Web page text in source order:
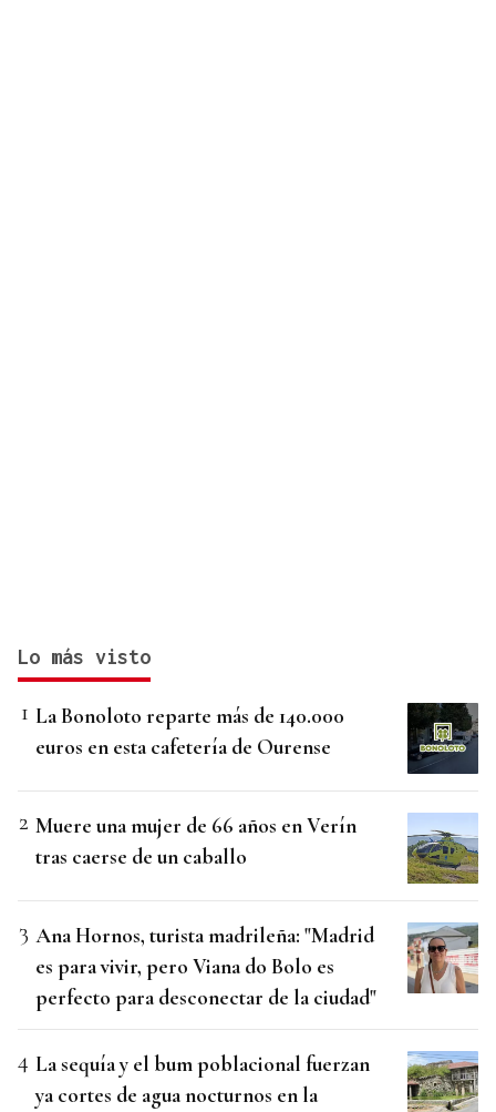
Lo más visto
La Bonoloto reparte más de 140.000
euros en esta cafetería de Ourense
Muere una mujer de 66 años en Verín
tras caerse de un caballo
Ana Hornos, turista madrileña: "Madrid
es para vivir, pero Viana do Bolo es
perfecto para desconectar de la ciudad"
La sequía y el bum poblacional fuerzan
ya cortes de agua nocturnos en la